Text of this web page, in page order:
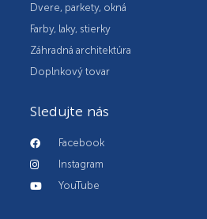
Dvere, parkety, okná
Farby, laky, stierky
Záhradná architektúra
Doplnkový tovar
Sledujte nás
Facebook
Instagram
YouTube